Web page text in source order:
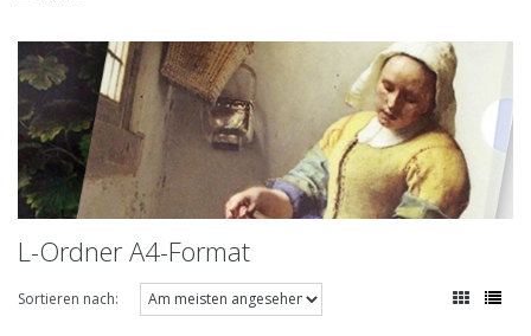
L-Ordner A4-Format
Sortieren nach: